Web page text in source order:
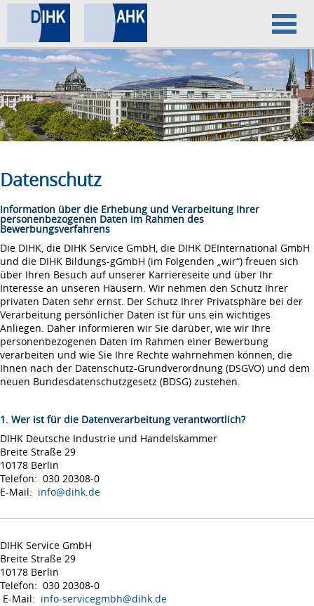
Home
Datenschutz
Impressum
Datenschutz
Information über die Erhebung und Verarbeitung Ihrer
personenbezogenen Daten im Rahmen des
Bewerbungsverfahrens
Die DIHK, die DIHK Service GmbH, die DIHK DEInternational GmbH
und die DIHK Bildungs-gGmbH (im Folgenden „wir“) freuen sich
über Ihren Besuch auf unserer Karriereseite und über Ihr
Interesse an unseren Häusern. Wir nehmen den Schutz Ihrer
privaten Daten sehr ernst. Der Schutz Ihrer Privatsphäre bei der
Verarbeitung persönlicher Daten ist für uns ein wichtiges
Anliegen. Daher informieren wir Sie darüber, wie wir Ihre
personenbezogenen Daten im Rahmen einer Bewerbung
verarbeiten und wie Sie Ihre Rechte wahrnehmen können, die
Ihnen nach der Datenschutz-Grundverordnung (DSGVO) und dem
neuen Bundesdatenschutzgesetz (BDSG) zustehen.
1. Wer ist für die Datenverarbeitung verantwortlich?
DIHK Deutsche Industrie und Handelskammer
Breite Straße 29
10178 Berlin
Telefon: 030 20308-0
E-Mail: info@dihk.de
DIHK Service GmbH
Breite Straße 29
10178 Berlin
Telefon: 030 20308-0
E-Mail: info-servicegmbh@dihk.de